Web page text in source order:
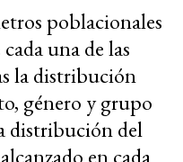
poblacionales
una de las
la distribución
género y grupo
distribución del
en cada